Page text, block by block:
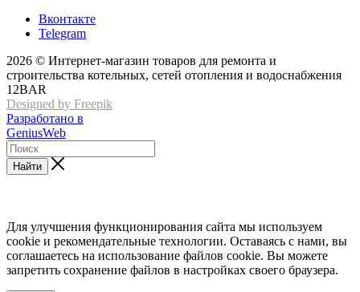
Вконтакте
Telegram
2026 © Интернет-магазин товаров для ремонта и
строительства котельных, сетей отопления и водоснабжения
12BAR
Designed by Freepik
Разработано в
GeniusWeb
Найти
Для улучшения функционирования сайта мы используем
cookie и рекомендательные технологии. Оставаясь с нами, вы
соглашаетесь на использование файлов cookie. Вы можете
запретить сохранение файлов в настройках своего браузера.